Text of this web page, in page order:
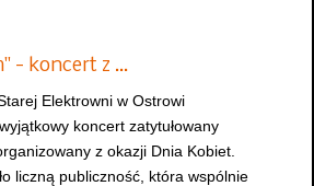
- koncert z …
Elektrowni w Ostrowi
koncert zatytułowany
z okazji Dnia Kobiet.
liczną publiczność, która wspólnie